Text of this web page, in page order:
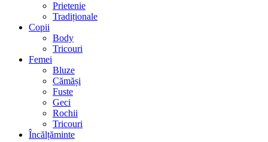
Prietenie
Tradiționale
Copii
Body
Tricouri
Femei
Bluze
Cămăși
Fuste
Geci
Rochii
Tricouri
Încălțăminte